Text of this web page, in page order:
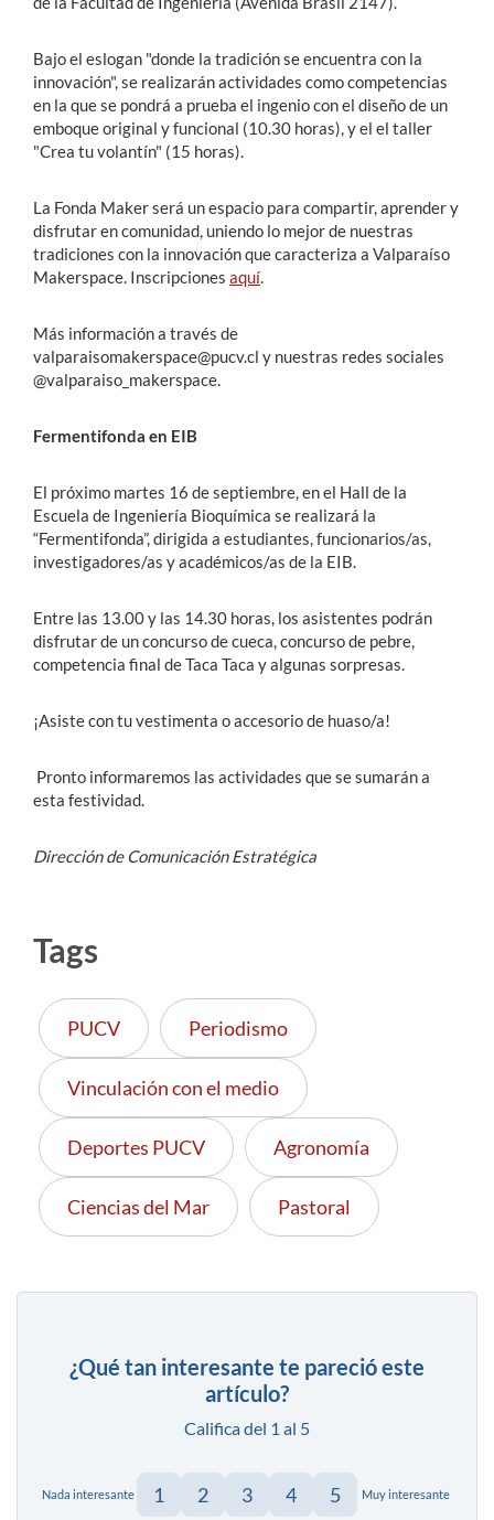
Bajo el eslogan "donde la tradición se encuentra con la
innovación", se realizarán actividades como competencias
en la que se pondrá a prueba el ingenio con el diseño de un
emboque original y funcional (10.30 horas), y el el taller
"Crea tu volantín" (15 horas).
La Fonda Maker será un espacio para compartir, aprender y
disfrutar en comunidad, uniendo lo mejor de nuestras
tradiciones con la innovación que caracteriza a Valparaíso
Makerspace. Inscripciones aquí
Más información a través de
valparaisomakerspace@pucv.cl y nuestras redes sociales
@valparaiso_makerspace.
Fermentifonda en EIB
El próximo martes 16 de septiembre, en el Hall de la
Escuela de Ingeniería Bioquímica se realizará la
“Fermentifonda”, dirigida a estudiantes, funcionarios/as,
investigadores/as y académicos/as de la EIB.
Entre las 13.00 y las 14.30 horas, los asistentes podrán
disfrutar de un concurso de cueca, concurso de pebre,
competencia final de Taca Taca y algunas sorpresas.
¡Asiste con tu vestimenta o accesorio de huaso/a!
Pronto informaremos las actividades que se sumarán a
esta festividad.
Dirección de Comunicación Estratégica
Tags
PUCV Periodismo
Vinculación con el medio
Deportes PUCV Agronomía
Ciencias del Mar Pastoral
¿Qué tan interesante te pareció este
artículo?
Califica del 1 al 5
Nada interesante 1 2 3 4 5 Muy interesante